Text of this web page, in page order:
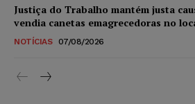
Justiça do Trabalho mantém justa
vendia canetas emagrecedoras no
NOTÍCIAS 07/08/2026